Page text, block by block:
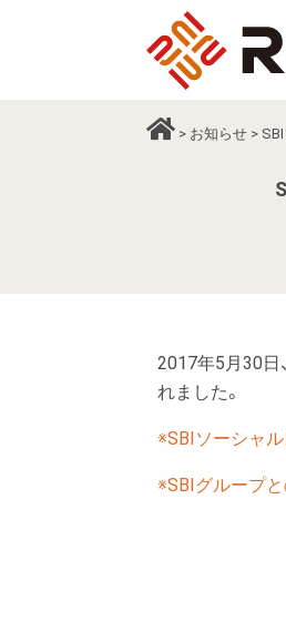
> お知らせ >
2017年5月30日
れました。
※SBIソーシャ
※SBIグループ